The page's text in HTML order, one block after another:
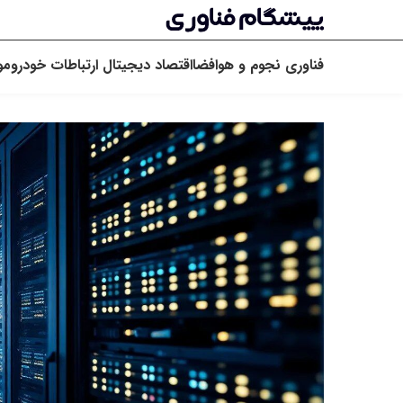
فناوری نجوم و هوافضااقتصاد دیجیتال ارتباطات خودرو